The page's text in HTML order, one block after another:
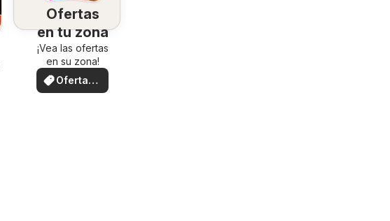
Ofertas
en tu zona
¡Vea las ofertas
en su zona!
Ofertas
locales